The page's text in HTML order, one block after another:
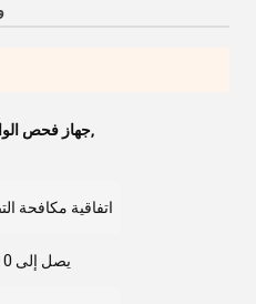
جهاز فحص,
اتفاقية مكافحة
يصل إلى 610 مم × 460 مم